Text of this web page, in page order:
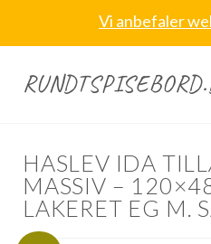
Vi anbefaler
HASLEV IDA
MASSIV –
LAKERET EG M.